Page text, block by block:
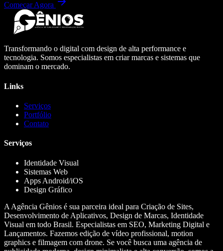
Começar Agora
Transformando o digital com design de alta performance e
tecnologia. Somos especialistas em criar marcas e sistemas que
dominam o mercado.
Links
Serviços
Portfólio
Contato
Serviços
Identidade Visual
Sistemas Web
Apps Android/iOS
Design Gráfico
A Agência Gênios é sua parceira ideal para Criação de Sites,
Desenvolvimento de Aplicativos, Design de Marcas, Identidade
Visual em todo Brasil. Especialistas em SEO, Marketing Digital e
Lançamentos. Fazemos edição de vídeo profissional, motion
graphics e filmagem com drone. Se você busca uma agência de